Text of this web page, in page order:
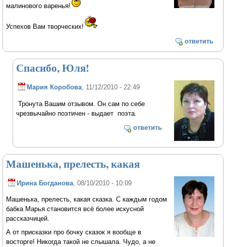
малинового варенья!
Успехов Вам творческих!
ответить
Спасибо, Юля!
Мария Коробова , 11/12/2010 - 22:49
Тронута Вашим отзывом. Он сам по себе
чрезвычайно поэтичен - выдает поэта.
ответить
Машенька, прелесть, какая
Ирина Богданова , 08/10/2010 - 10:09
Машенька, прелесть, какая сказка. С каждым годом
бабка Марья становится всё более искусной
рассказчицей.
А от присказки про бочку сказок я вообще в
восторге! Никогда такой не слышала. Чудо, а не